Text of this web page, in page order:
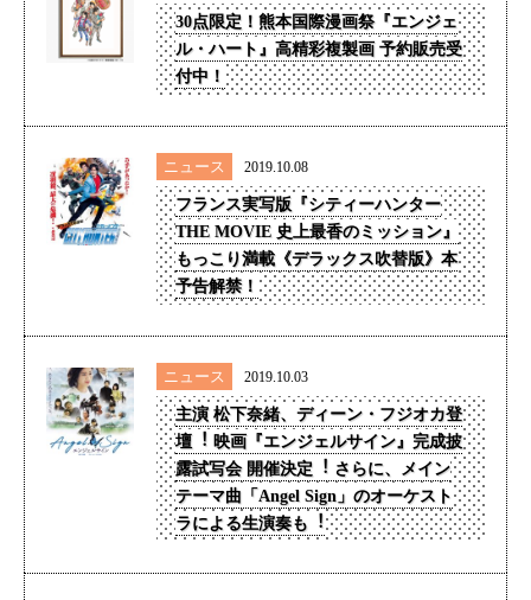
30点限定！熊本国際漫画祭『エンジェ
ル・ハート』高精彩複製画 予約販売受
付中！
ニュース 2019.10.08
フランス実写版『シティーハンター
THE MOVIE 史上最香のミッション』
もっこり満載《デラックス吹替版》本
予告解禁！
ニュース 2019.10.03
主演 松下奈緒、ディーン・フジオカ登
壇︕ 映画『エンジェルサイン』完成披
露試写会 開催決定︕ さらに、メイン
テーマ曲「Angel Sign」のオーケスト
ラによる生演奏も︕